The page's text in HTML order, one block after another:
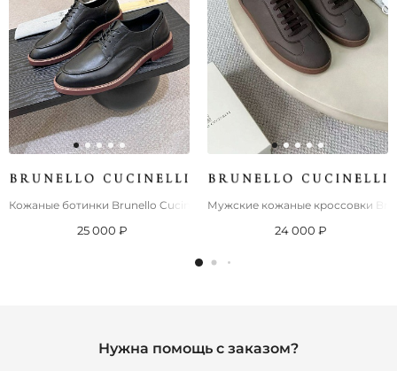
Кожаные ботинки Brunello Cucinelli derby - Black
25 000 ₽
Мужские кожаные кроссовки
24 000 ₽
Нужна помощь с заказом?